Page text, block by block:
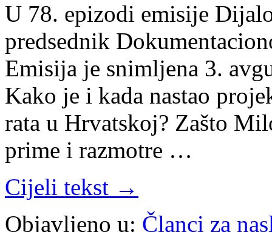
U 78. epizodi emisije
predsednik
Emisija je snimljena 3.
Kako je i kada nastao
rata u Hrvatskoj? Zašto
prime i razmotre …
Cijeli tekst →
Objavljeno u: Članci za